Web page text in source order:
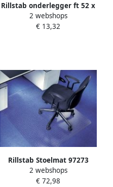
Rillstab onderlegger ft 52 x
65 cm zwart
2 webshops
€ 13,32
Rillstab Stoelmat 97273
120x150cm voor
vloerbedekking
2 webshops
€ 72,98